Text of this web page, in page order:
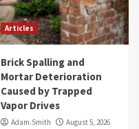
Articles
Brick Spalling and
Mortar Deterioration
Caused by Trapped
Vapor Drives
Adam.Smith
August 5, 2026